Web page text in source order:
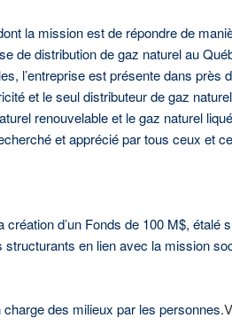
la mission est de répondre de
de distribution de gaz naturel au
l’entreprise est présente dans près
et le seul distributeur de gaz
renouvelable et le gaz naturel
et apprécié par tous ceux et
d’un Fonds de 100 M$, étalé
en lien avec la mission
charge des milieux par les personnes.